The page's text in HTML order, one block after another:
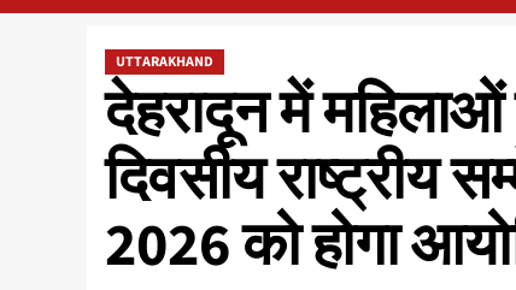
UTTARAKHAND
देहरादून में
दिवसीय राष्ट्रीय
2026 को होगा